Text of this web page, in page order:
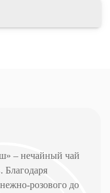
– нечайный чай
Благодаря
розового до